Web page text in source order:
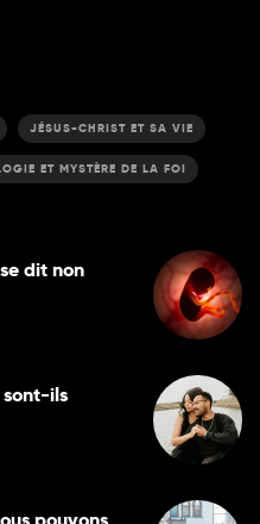
JÉSUS-CHRIST ET SA VIE
ET MYSTÈRE DE LA FOI
dit non
sont-ils